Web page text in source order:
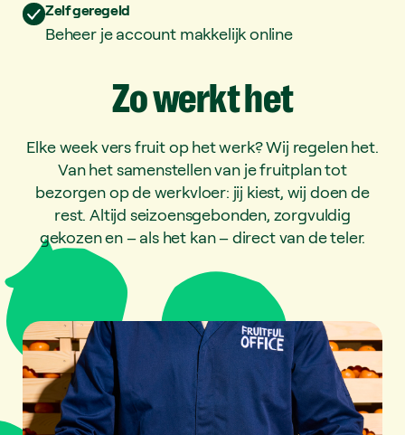
Zelf geregeld
Beheer je account makkelijk online
Zowerkthet
Elke week vers fruit op het werk? Wij regelen het.
Van het samenstellen van je fruitplan tot
bezorgen op de werkvloer: jij kiest, wij doen de
rest. Altijd seizoensgebonden, zorgvuldig
gekozen en – als het kan – direct van de teler.